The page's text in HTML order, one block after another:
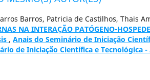
Barros, Patricia de Castilhos, Thais
NA INTERAÇÃO PATÓGENO-
, Anais do Seminário de Iniciação
de Iniciação Científica e Tecnológica -